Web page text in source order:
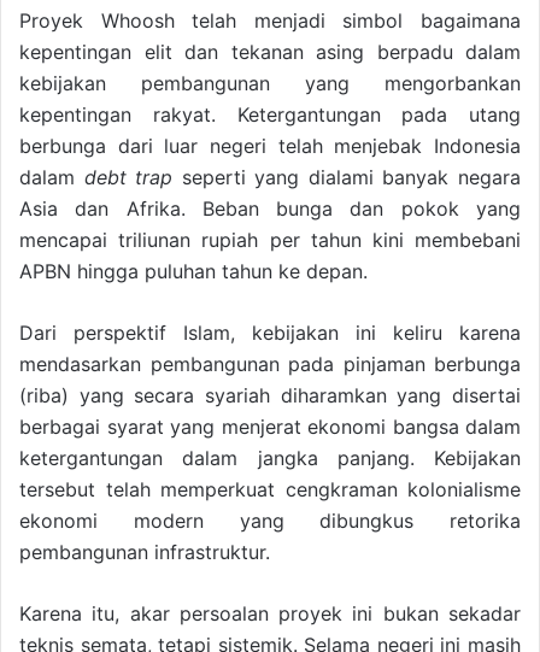
Proyek Whoosh telah menjadi simbol bagaimana
kepentingan elit dan tekanan asing berpadu dalam
kebijakan pembangunan yang mengorbankan
kepentingan rakyat. Ketergantungan pada utang
berbunga dari luar negeri telah menjebak Indonesia
dalam debt trap seperti yang dialami banyak negara
Asia dan Afrika. Beban bunga dan pokok yang
mencapai triliunan rupiah per tahun kini membebani
APBN hingga puluhan tahun ke depan.
Dari perspektif Islam, kebijakan ini keliru karena
mendasarkan pembangunan pada pinjaman berbunga
(riba) yang secara syariah diharamkan yang disertai
berbagai syarat yang menjerat ekonomi bangsa dalam
ketergantungan dalam jangka panjang. Kebijakan
tersebut telah memperkuat cengkraman kolonialisme
ekonomi modern yang dibungkus retorika
pembangunan infrastruktur.
Karena itu, akar persoalan proyek ini bukan sekadar
teknis semata, tetapi sistemik. Selama negeri ini masih